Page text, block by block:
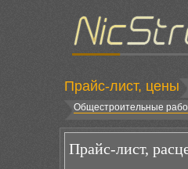
Прайс-лист, цены
Общестроительные
Прайс-лист,